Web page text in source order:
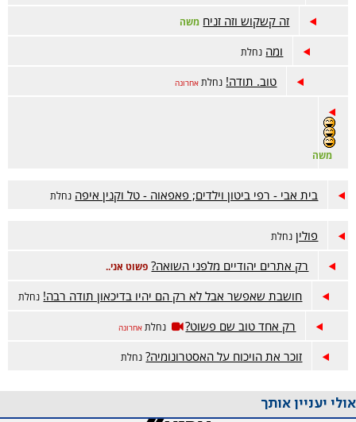
זה קשקוש וזה זניח משה
ומה נחלת
טוב. תודה! נחלת אחרונה
משה
בית אבי - רפי ביטון וילדים; פאפאוה - טל וקנין איפה נחלת
פולין נחלת
רק אתרים יהודיים מלפני השואה? פשוט אני..
חושבת שאפשר אבל לא רק הם יהיו בדיכאון תודה רבה! נחלת
רק אחד טוב שם פשוט? נחלת אחרונה
זוכר את הויכוח על האסטרונומיה? נחלת
אולי יעניין אותך